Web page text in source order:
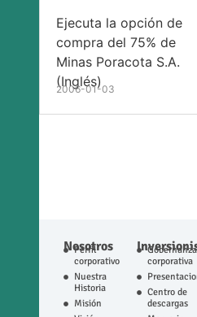
Ejecuta la opción de
compra del 75% de
Minas Poracota S.A.
(Inglés)
2006-01-03
Nosotros
Perfil
corporativo
Nuestra
Historia
Misión
Gobernanza
corporativa
Centro de
descargas